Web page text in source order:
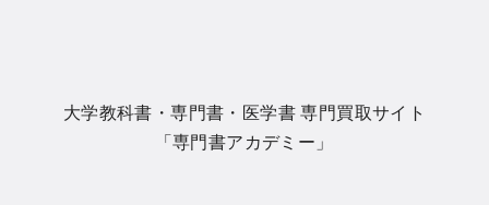
大学教科書・専門書・医学書 専門買取サイト
「専門書アカデミー」